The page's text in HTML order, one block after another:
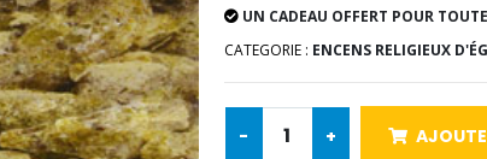
UN CADEAU OFFERT POUR
CATEGORIE : ENCENS RELIGIEUX
- +